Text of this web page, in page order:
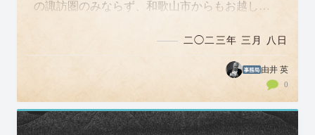
の諏訪圏のみならず、和歌山市からもお越しく
二◯二三年 三月 八日
由井 英
0